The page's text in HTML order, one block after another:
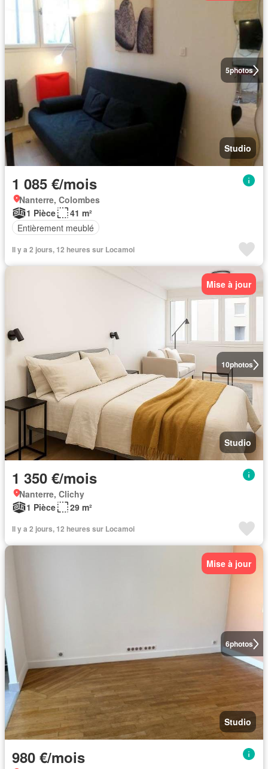
5photos
Studio
1 085 €/mois
Nanterre, Colombes
1 Pièce
41 m²
Entièrement meublé
Il y a 2 jours, 12 heures sur Locamoi
10photos
Mise à jour
Studio
1 350 €/mois
Nanterre, Clichy
1 Pièce
29 m²
Il y a 2 jours, 12 heures sur Locamoi
6photos
Mise à jour
Studio
980 €/mois